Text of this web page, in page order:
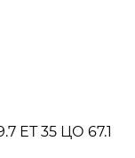
ЕТ 35 ЦО 67.1